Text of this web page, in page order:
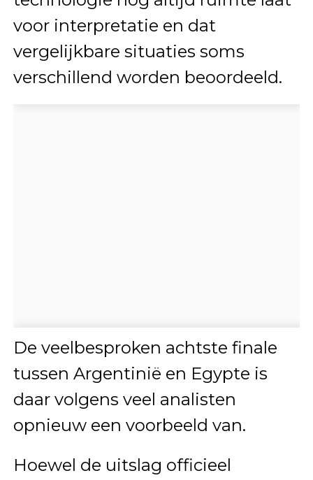
voor interpretatie en dat
vergelijkbare situaties soms
verschillend worden beoordeeld.
De veelbesproken achtste finale
tussen Argentinië en Egypte is
daar volgens veel analisten
opnieuw een voorbeeld van.
Hoewel de uitslag officieel